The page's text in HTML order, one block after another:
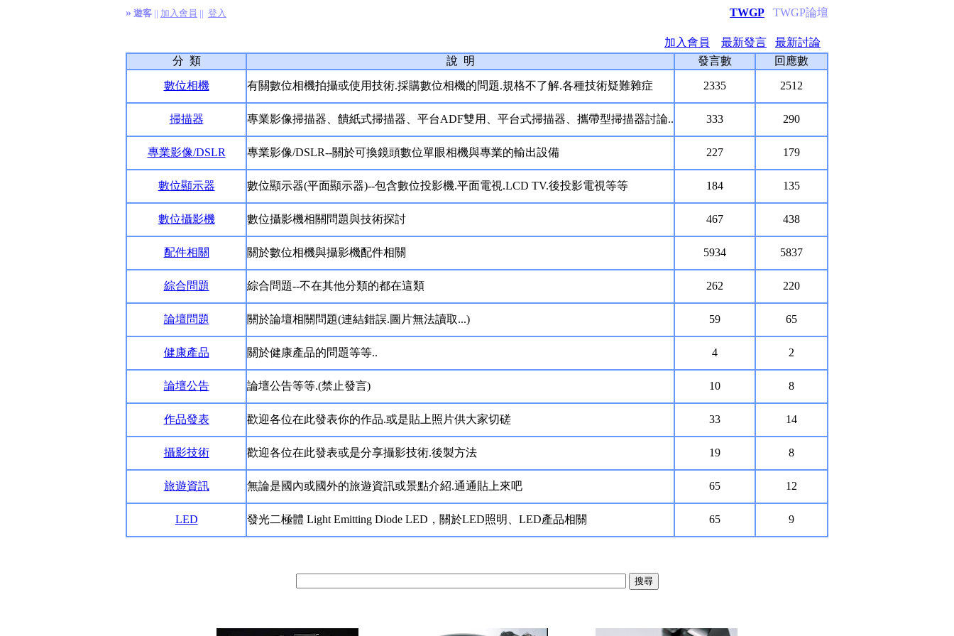
» 遊客 || 加入會員 || 登入 TWGP TWGP論壇
加入會員 最新發言
最新討論
分 類
說 明 發言數 回應數
數位相機 有關數位相機拍攝或使用技術.採購數位相機的問題.規格不了解.各種技術疑難雜症 2335 2512
掃描器 專業影像掃描器、饋紙式掃描器、平台ADF雙用、平台式掃描器、攜帶型掃描器討論.. 333 290
專業影像/DSLR 專業影像/DSLR--關於可換鏡頭數位單眼相機與專業的輸出設備 227 179
數位顯示器 數位顯示器(平面顯示器)--包含數位投影機.平面電視.LCD TV.後投影電視等等 184 135
數位攝影機 數位攝影機相關問題與技術探討 467 438
配件相關 關於數位相機與攝影機配件相關 5934 5837
綜合問題 綜合問題--不在其他分類的都在這類 262 220
論壇問題 關於論壇相關問題(連結錯誤.圖片無法讀取...) 59 65
健康產品 關於健康產品的問題等等.. 4 2
論壇公告 論壇公告等等.(禁止發言) 10 8
作品發表 歡迎各位在此發表你的作品.或是貼上照片供大家切磋 33 14
攝影技術 歡迎各位在此發表或是分享攝影技術.後製方法 19 8
旅遊資訊 無論是國內或國外的旅遊資訊或景點介紹.通通貼上來吧 65 12
LED 發光二極體 Light Emitting Diode LED，關於LED照明、LED產品相關 65 9